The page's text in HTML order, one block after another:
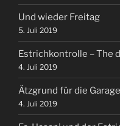
Und wieder Freitag
5. Juli 2019
Estrichkontrolle – The
4. Juli 2019
Ätzgrund für die Garage
4. Juli 2019